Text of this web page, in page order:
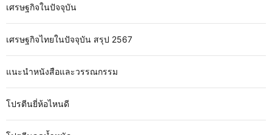
เศรษฐกิจในปัจจุบัน
เศรษฐกิจไทยในปัจจุบัน สรุป 2567
แนะนำหนังสือและวรรณกรรม
โปรตีนยี่ห้อไหนดี